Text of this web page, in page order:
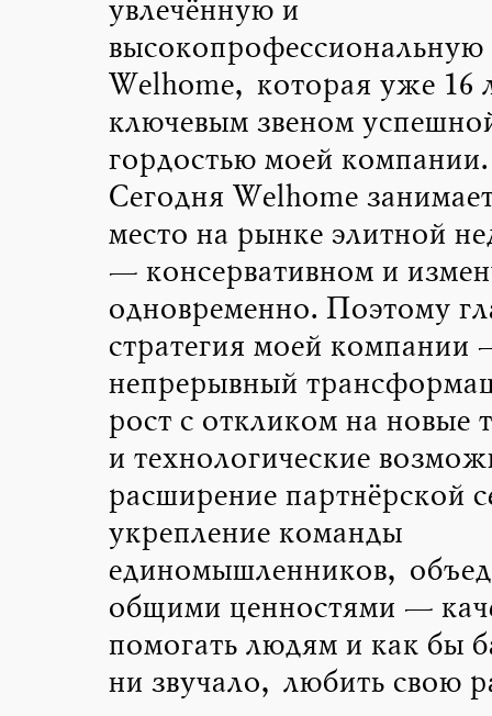
увлечённую и
высокопрофессиональную
Welhome, которая уже 16
ключевым звеном
гордостью моей компании.
Сегодня Welhome
место на рынке элитной
— консервативном и
одновременно. Поэтому
стратегия моей компании
непрерывный
рост с откликом на новые
и технологические
расширение партнёрской
укрепление команды
единомышленников,
общими ценностями —
помогать людям и как бы
ни звучало, любить свою